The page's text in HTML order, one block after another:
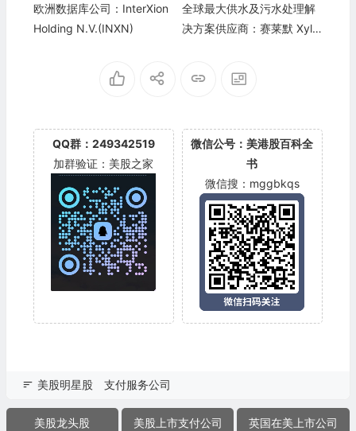
欧洲数据库公司：InterXion
Holding N.V.(INXN)
全球最大供水及污水处理解
决方案供应商：赛莱默 Xyle
QQ群：249342519
加群验证：美股之家
微信公号：美港股百科全
书
微信搜：mggbkqs
美股明星股 支付服务公司
美股龙头股 美股上市支付公司 英国在美上市公司